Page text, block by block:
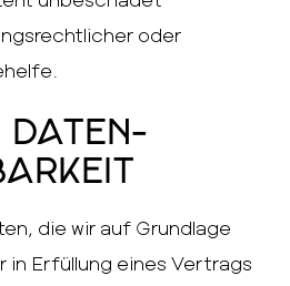
oder
Daten­
die wir auf Grundlage
in Erfüllung eines Vertrags